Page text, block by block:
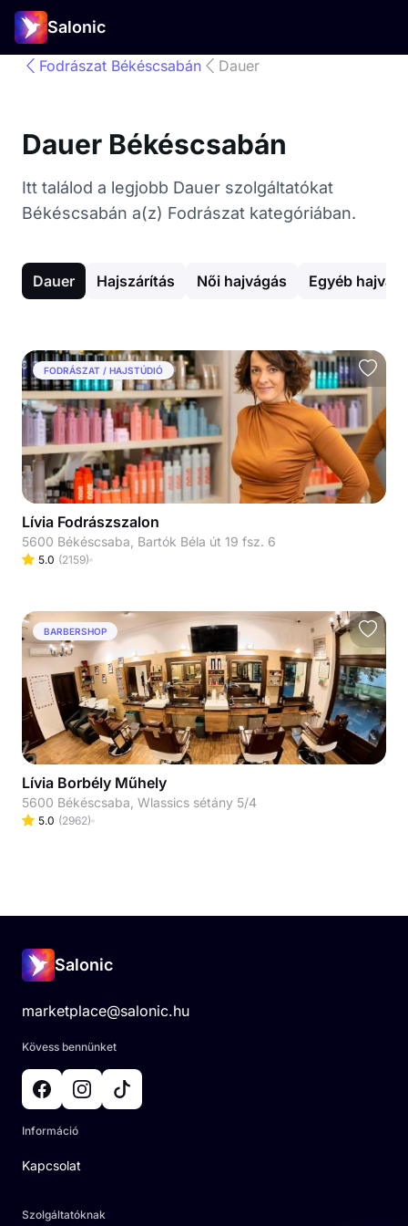
Salonic
Fodrászat Békéscsabán Dauer
Dauer Békéscsabán
Itt találod a legjobb Dauer szolgáltatókat
Békéscsabán a(z) Fodrászat kategóriában.
Dauer Hajszárítás Női hajvágás Egyéb
FODRÁSZAT / HAJSTÚDIÓ
Lívia Fodrászszalon
5600 Békéscsaba, Bartók Béla út 19 fsz. 6
5.0 (2159)
BARBERSHOP
Lívia Borbély Műhely
5600 Békéscsaba, Wlassics sétány 5/4
5.0 (2962)
Salonic
marketplace@salonic.hu
Kövess bennünket
Információ
Kapcsolat
Szolgáltatóknak